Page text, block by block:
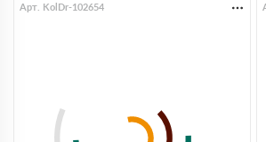
Арт. KolDr-102654